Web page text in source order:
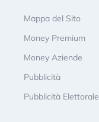
Mappa del Sito
Money Premium
Money Aziende
Pubblicità
Pubblicità Elettorale